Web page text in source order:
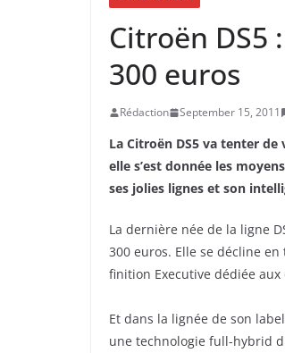
Citroën
300 euros
Rédaction September 15, 2011
La Citroën DS5 va tenter
elle s’est donnée les
ses jolies lignes et son
La dernière née de la ligne
300 euros. Elle se décline en
finition Executive dédiée
Et dans la lignée de son
une technologie full-hybrid